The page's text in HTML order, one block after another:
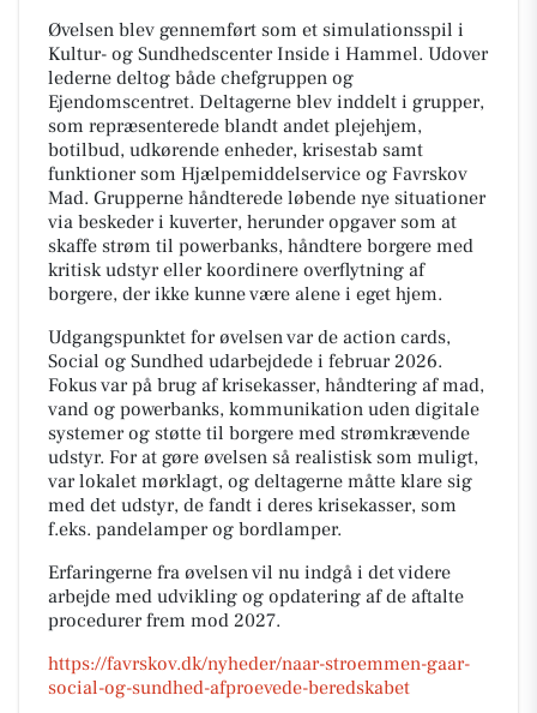
Øvelsen blev gennemført som et simulationsspil i
Kultur- og Sundhedscenter Inside i Hammel. Udover
lederne deltog både chefgruppen og
Ejendomscentret. Deltagerne blev inddelt i grupper,
som repræsenterede blandt andet plejehjem,
botilbud, udkørende enheder, krisestab samt
funktioner som Hjælpemiddelservice og Favrskov
Mad. Grupperne håndterede løbende nye situationer
via beskeder i kuverter, herunder opgaver som at
skaffe strøm til powerbanks, håndtere borgere med
kritisk udstyr eller koordinere overflytning af
borgere, der ikke kunne være alene i eget hjem.
Udgangspunktet for øvelsen var de action cards,
Social og Sundhed udarbejdede i februar 2026.
Fokus var på brug af krisekasser, håndtering af mad,
vand og powerbanks, kommunikation uden digitale
systemer og støtte til borgere med strømkrævende
udstyr. For at gøre øvelsen så realistisk som muligt,
var lokalet mørklagt, og deltagerne måtte klare sig
med det udstyr, de fandt i deres krisekasser, som
f.eks. pandelamper og bordlamper.
Erfaringerne fra øvelsen vil nu indgå i det videre
arbejde med udvikling og opdatering af de aftalte
procedurer frem mod 2027.
https://favrskov.dk/nyheder/naar-stroemmen-gaar-
social-og-sundhed-afproevede-beredskabet